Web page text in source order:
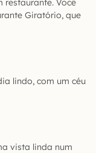
restaurante. Você
Giratório, que
lindo, com um céu
vista linda num